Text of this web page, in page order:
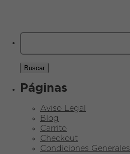
Buscar:
Páginas
Aviso Legal
Blog
Carrito
Checkout
Condiciones Generales